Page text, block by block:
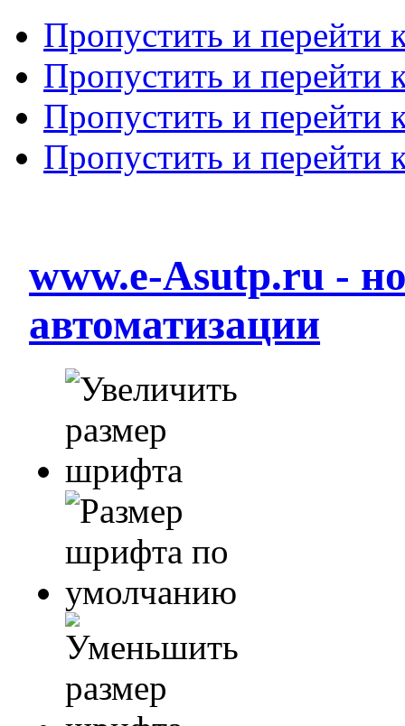
Пропустить и перейти
Пропустить и перейти
Пропустить и перейти
Пропустить и перейти
www.e-Asutp.ru -
автоматизации